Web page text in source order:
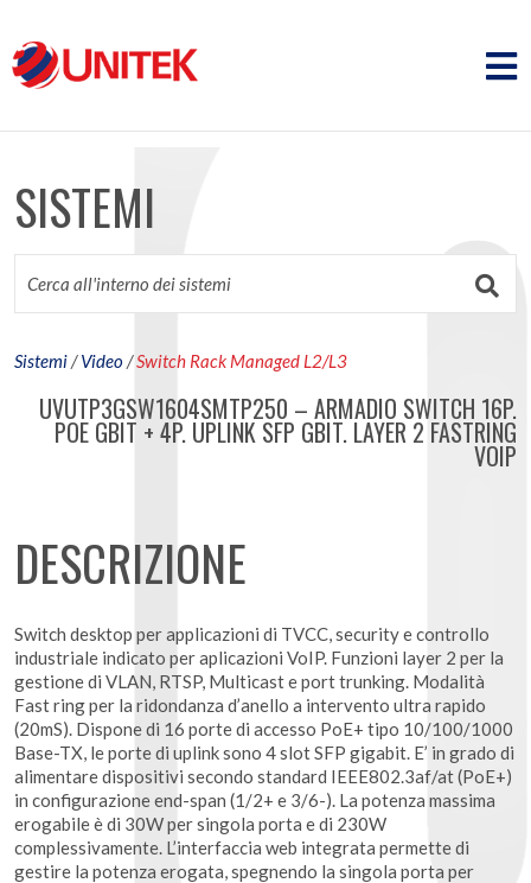
SISTEMI
Sistemi/Video/Switch Rack Managed L2/L3
UVUTP3GSW1604SMTP250 – ARMADIO SWITCH 16P.
POE GBIT + 4P. UPLINK SFP GBIT. LAYER 2 FASTRING
VOIP
DESCRIZIONE
Switch desktop per applicazioni di TVCC, security e controllo
industriale indicato per aplicazioni VoIP. Funzioni layer 2 per la
gestione di VLAN, RTSP, Multicast e port trunking. Modalità
Fast ring per la ridondanza d’anello a intervento ultra rapido
(20mS). Dispone di 16 porte di accesso PoE+ tipo 10/100/1000
Base-TX, le porte di uplink sono 4 slot SFP gigabit. E’ in grado di
alimentare dispositivi secondo standard IEEE802.3af/at (PoE+)
in configurazione end-span (1/2+ e 3/6-). La potenza massima
erogabile è di 30W per singola porta e di 230W
complessivamente. L’interfaccia web integrata permette di
gestire la potenza erogata, spegnendo la singola porta per